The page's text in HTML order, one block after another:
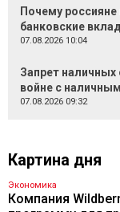
Почему
банковские
07.08.2026 10:04
Запрет наличных
войне с
07.08.2026 09:32
Картина дня
Экономика
Компания